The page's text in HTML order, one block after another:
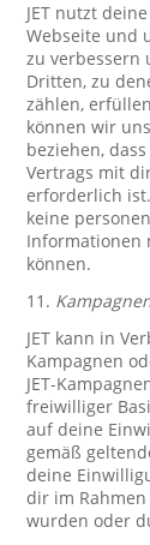
JET nutzt
Webseite und
zu verbessern
Dritten, zu
zählen,
können wir
beziehen,
Vertrags mit
erforderlich
keine
Informationen
können.
11.
JET kann in
Kampagnen
JET-
freiwilliger
auf deine
gemäß
deine
dir im
wurden oder